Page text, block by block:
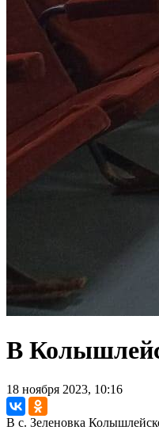
В
18 ноября 2023, 10:16
В с. Зеленовка